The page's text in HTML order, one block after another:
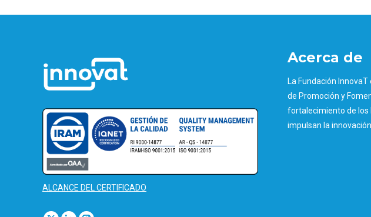
ALCANCE DEL CERTIFICADO
Acerca de
La Fundación InnovaT
de Promoción y
fortalecimiento de los
impulsan la